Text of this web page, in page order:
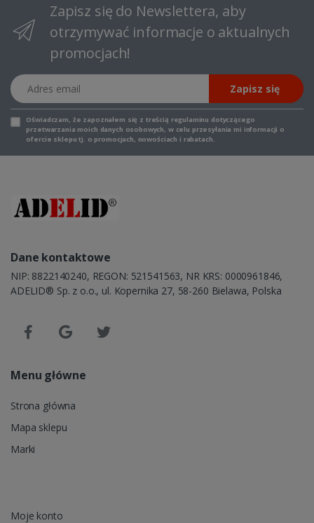
Zapisz się do Newslettera, aby
otrzymywać informacje o aktualnych
promocjach!
Adres email
Zapisz się
Oświadczam, że zapoznałem się z treścią regulaminu dotyczącego
przetwarzania moich danych osobowych, w celu przesyłania mi informacji o
ofercie sklepu tj. o promocjach, nowościach i rabatach.
Dane kontaktowe
NIP: 8822140240, REGON: 521541563, NR KRS: 0000961846,
ADELID® Sp. z o.o., ul. Kopernika 27, 58-260 Bielawa, Polska
Menu główne
Strona główna
Mapa sklepu
Marki
Moje konto